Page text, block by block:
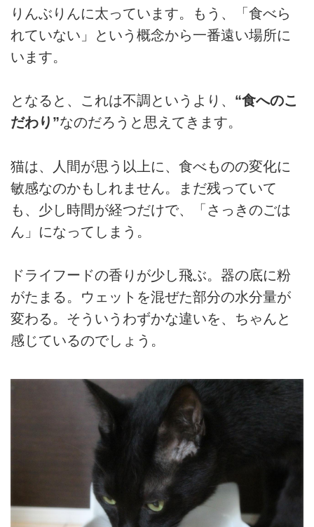
りんぶりんに太っています。もう、「食べら
れていない」という概念から一番遠い場所に
います。
となると、これは不調というより、 “食へのこ
だわり”なのだろうと思えてきます。
猫は、人間が思う以上に、食べものの変化に
敏感なのかもしれません。まだ残っていて
も、少し時間が経つだけで、「さっきのごは
ん」になってしまう。
ドライフードの香りが少し飛ぶ。器の底に粉
がたまる。ウェットを混ぜた部分の水分量が
変わる。そういうわずかな違いを、ちゃんと
感じているのでしょう。